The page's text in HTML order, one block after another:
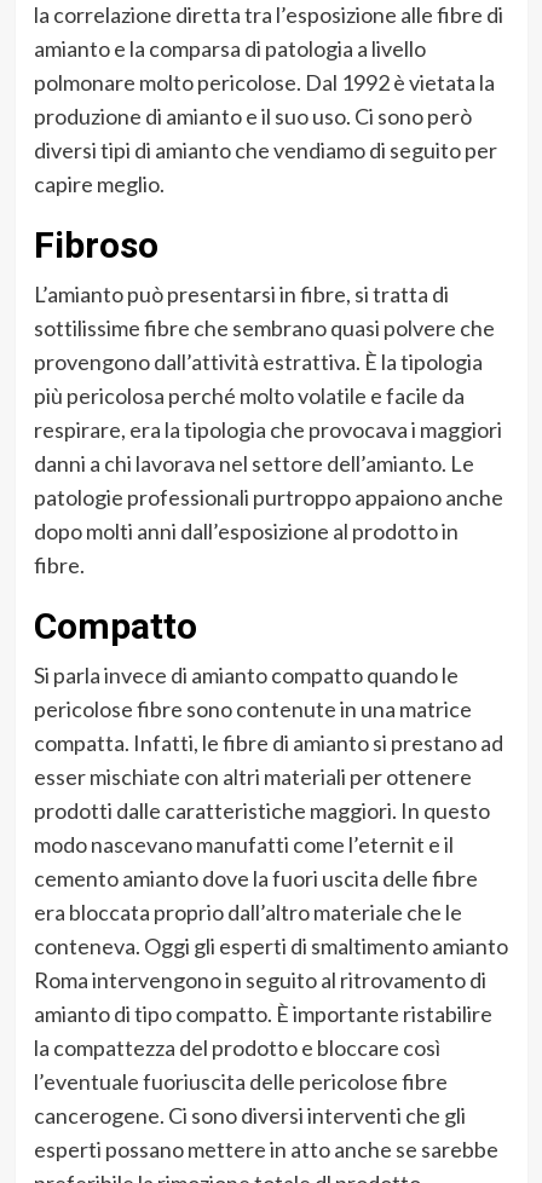
la correlazione diretta tra l’esposizione alle fibre di
amianto e la comparsa di patologia a livello
polmonare molto pericolose. Dal 1992 è vietata la
produzione di amianto e il suo uso. Ci sono però
diversi tipi di amianto che vendiamo di seguito per
capire meglio.
Fibroso
L’amianto può presentarsi in fibre, si tratta di
sottilissime fibre che sembrano quasi polvere che
provengono dall’attività estrattiva. È la tipologia
più pericolosa perché molto volatile e facile da
respirare, era la tipologia che provocava i maggiori
danni a chi lavorava nel settore dell’amianto. Le
patologie professionali purtroppo appaiono anche
dopo molti anni dall’esposizione al prodotto in
fibre.
Compatto
Si parla invece di amianto compatto quando le
pericolose fibre sono contenute in una matrice
compatta. Infatti, le fibre di amianto si prestano ad
esser mischiate con altri materiali per ottenere
prodotti dalle caratteristiche maggiori. In questo
modo nascevano manufatti come l’eternit e il
cemento amianto dove la fuori uscita delle fibre
era bloccata proprio dall’altro materiale che le
conteneva. Oggi gli esperti di smaltimento amianto
Roma intervengono in seguito al ritrovamento di
amianto di tipo compatto. È importante ristabilire
la compattezza del prodotto e bloccare così
l’eventuale fuoriuscita delle pericolose fibre
cancerogene. Ci sono diversi interventi che gli
esperti possano mettere in atto anche se sarebbe